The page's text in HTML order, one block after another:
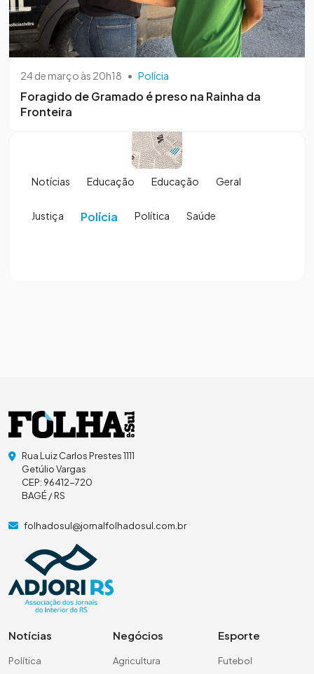
24 de março às 20h18 • Polícia
Foragido de Gramado é preso na Rainha da
Fronteira
Notícias Educação Educação Geral
Justiça Polícia Política Saúde
Rua Luiz Carlos Prestes 1111
Getúlio Vargas
CEP: 96412-720
BAGÉ / RS
folhadosul@jornalfolhadosul.com.br
Notícias
Política
Negócios
Agricultura
Esporte
Futebol